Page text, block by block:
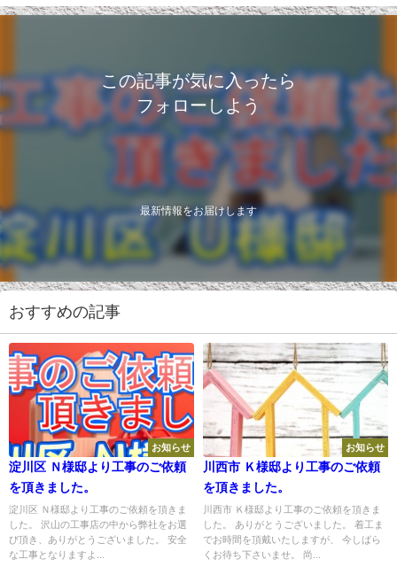
この記事が気に入ったら
フォローしよう
最新情報をお届けします
おすすめの記事
お知らせ
淀川区 Ｎ様邸より工事のご依頼
を頂きました。
淀川区 Ｎ様邸より工事のご依頼を頂きま
した。 沢山の工事店の中から弊社をお選
び頂き、ありがとうございました。 安全
な工事となりますよ...
お知らせ
川西市 Ｋ様邸より工事のご依頼
を頂きました。
川西市 Ｋ様邸より工事のご依頼を頂きま
した。 ありがとうございました。 着工ま
でお時間を頂戴いたしますが、 今しばら
くお待ち下さいませ。 尚...